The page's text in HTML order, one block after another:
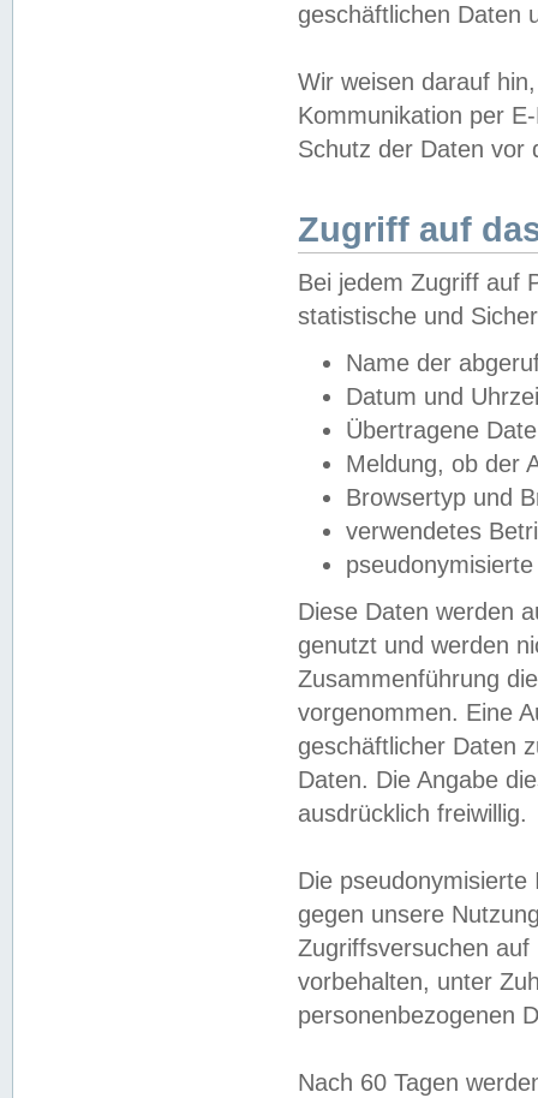
geschäftlichen Daten
Wir weisen darauf
Kommunikation per
Schutz der Daten vor
Zugriff auf
Bei jedem Zugriff auf
statistische und
Name der
Datum und
Übertragene
Meldung, ob der
Browsertyp und
verwendetes
Diese Daten werden
genutzt und werden
Zusammenführung
vorgenommen. Eine
geschäftlicher Daten
Daten. Die Angabe
ausdrücklich freiwillig.
Die
gegen unsere
Zugriffsversuchen
vorbehalten, unter
personenbezogenen
Nach 60 Tagen